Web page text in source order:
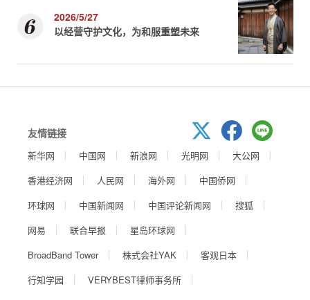
2026/5/27
以经营守护文化，为和服重塑未来
友情链接
新华网 中国网 新浪网 光明网
大公网
香港经济网
人民网 海外网
中国侨网
环球网
中国新闻网 中国评论新闻网
搜狐
网易
联合早报
星岛环球网
BroadBand Tower
株式会社YAK
客观日本
行知学园
VERYBEST律师事务所